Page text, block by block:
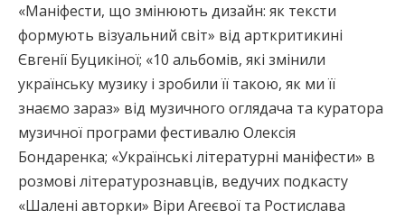
«Маніфести, що змінюють дизайн: як тексти
формують візуальний світ» від арткритикині
Євгенії Буцикіної; «10 альбомів, які змінили
українську музику і зробили її такою, як ми її
знаємо зараз» від музичного оглядача та куратора
музичної програми фестивалю Олексія
Бондаренка; «Українські літературні маніфести» в
розмові літературознавців, ведучих подкасту
«Шалені авторки» Віри Агеєвої та Ростислава